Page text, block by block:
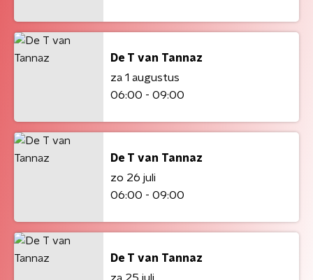
De T van Tannaz
za 1 augustus
06:00 - 09:00
De T van Tannaz
zo 26 juli
06:00 - 09:00
De T van Tannaz
za 25 juli